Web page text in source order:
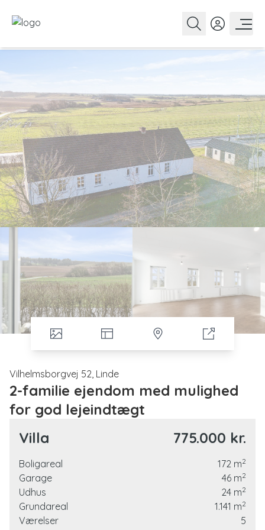
Vilhelmsborgvej 52, Linde
2-familie ejendom med mulighed
for god lejeindtægt
lejligheder i Linde, 7600 Struer
Velkommen til Vilhelmsborgvej 52, en ejendom med god
lejeindtægt for de 2 lejligheder.
Hovedpunkter:
Fleksibel boligløsning:
Ejendommen består af to
Villa 775.000 kr.
Boligareal 172 m2
Garage 46 m2
Udhus 24 m2
Grundareal 1.141 m2
Værelser
5